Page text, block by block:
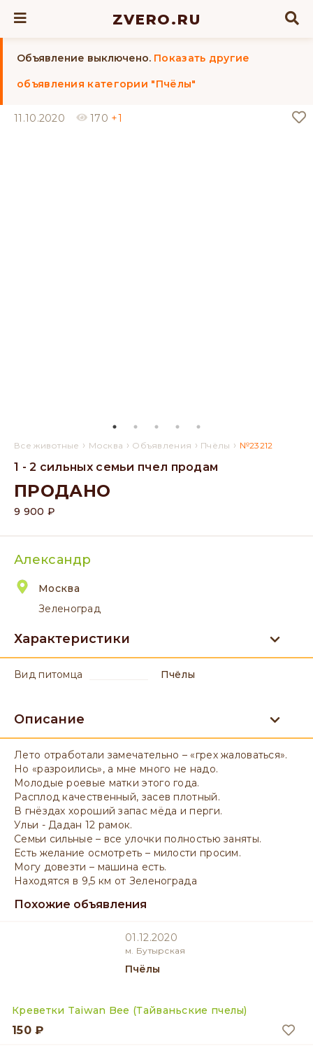
ZVERO.RU
Объявление выключено. Показать другие
объявления категории "Пчёлы"
11.10.2020 170 +1
Все животные › Москва › Объявления › Пчёлы › №23212
1 - 2 сильных семьи пчел продам
ПРОДАНО
9 900 ₽
Александр
Москва
Зеленоград
Характеристики
вид питомца Пчёлы
Описание
Лето отработали замечательно – «грех жаловаться».
Но «разроились», а мне много не надо.
Молодые роевые матки этого года.
Расплод качественный, засев плотный.
В гнёздах хороший запас мёда и перги.
Ульи - Дадан 12 рамок.
Семьи сильные – все улочки полностью заняты.
Есть желание осмотреть – милости просим.
Могу довезти – машина есть.
Находятся в 9,5 км от Зеленограда
Похожие объявления
01.12.2020
м. Бутырская
Пчёлы
Креветки Taiwan Bee (Тайваньские пчелы)
150 ₽